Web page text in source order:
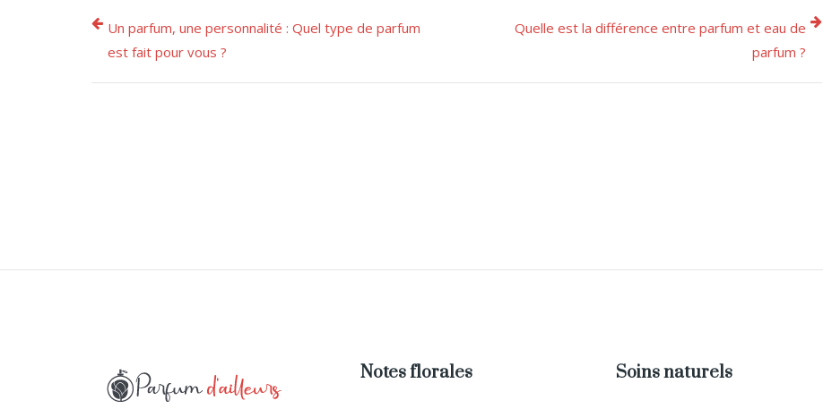
Un parfum, une personnalité : Quel type de parfum
est fait pour vous ?
Quelle est la différence entre parfum et eau de
parfum ?
Notes florales Soins naturels